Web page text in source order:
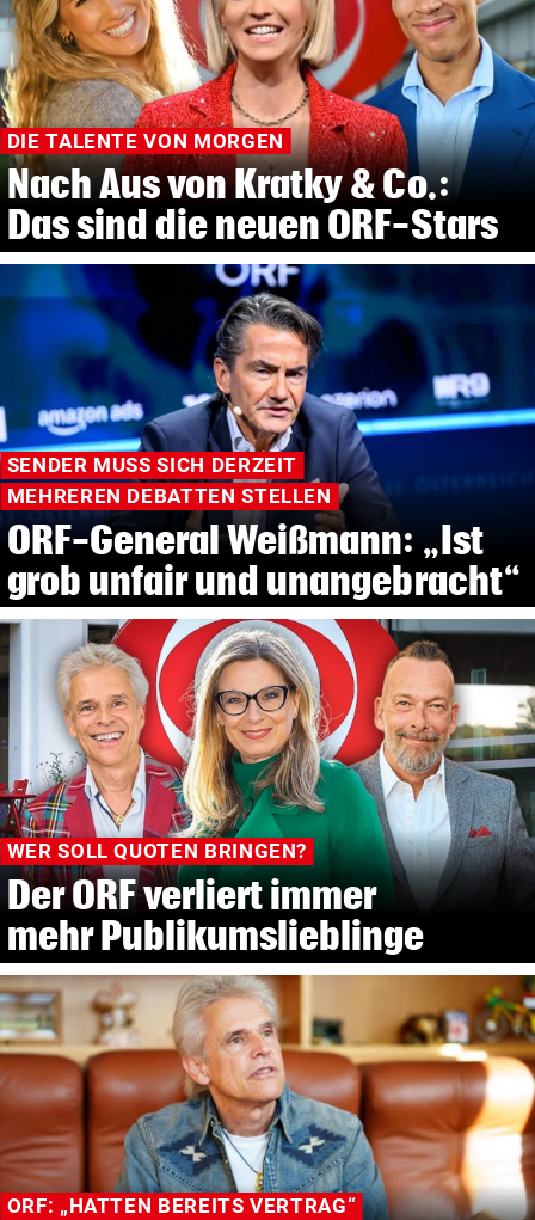
DIE TALENTE VON MORGEN
Nach Aus von Kratky & Co.:
Das sind die neuen ORF-Stars
SENDER MUSS SICH DERZEIT
MEHREREN DEBATTEN STELLEN
ORF-General Weißmann: „Ist
grob unfair und unangebracht“
WER SOLL QUOTEN BRINGEN?
Der ORF verliert immer
mehr Publikumslieblinge
ORF: „HATTEN BEREITS VERTRAG“